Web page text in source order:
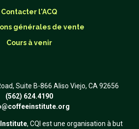
Contacter l'ACQ
générales de vente
Cours à venir
Suite B-866 Aliso Viejo, CA 92656
(562) 624.4190
, CQI est une organisation à but